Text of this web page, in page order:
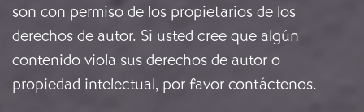
son con permiso de los propietarios de los
derechos de autor. Si usted cree que algún
contenido viola sus derechos de autor o
propiedad intelectual, por favor contáctenos.